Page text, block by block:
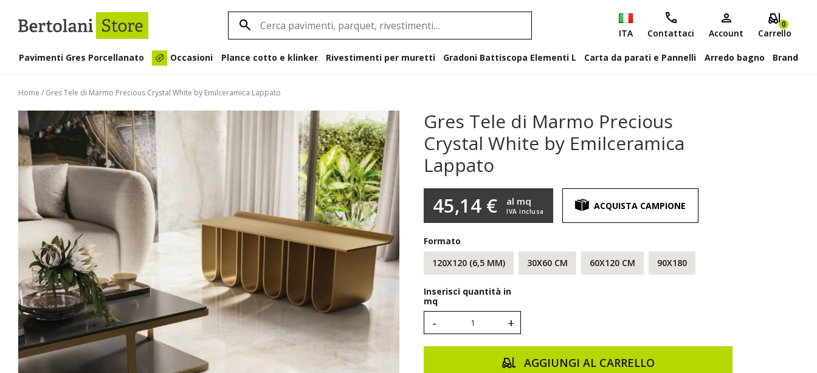
ITA Contattaci Account
0
Carrello
Pavimenti Gres Porcellanato Occasioni Plance cotto e klinker Rivestimenti per muretti Gradoni Battiscopa Elementi L Carta da parati e Pannelli Arredo bagno Brand
Home / Gres Tele di Marmo Precious Crystal White by Emilceramica Lappato
Gres Tele di Marmo Precious
Crystal White by Emilceramica
Lappato
45,14 € IVA inclusa
al mq ACQUISTA CAMPIONE
Formato
120X120 (6,5 MM)
30X60 CM 60X120 CM 90X180
Inserisci quantità in
mq
- +
AGGIUNGI AL CARRELLO